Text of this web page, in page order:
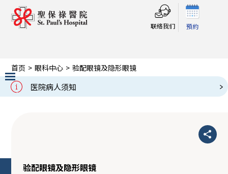
联络我们 預約
医院病人须知
Slide 2 of 3.
首页 > 眼科中心 > 验配眼镜及隐形眼镜
验配眼镜及隐形眼镜
验配眼镜及隐形眼镜